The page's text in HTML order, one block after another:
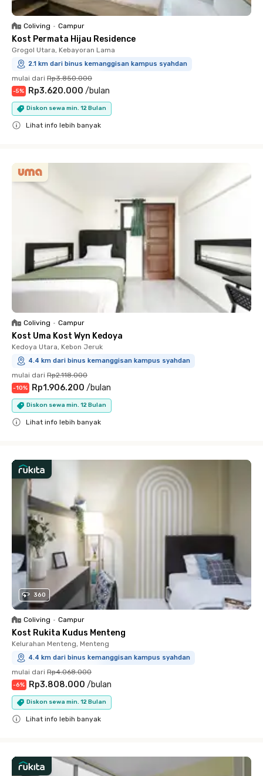
Coliving • Campur
Kost Permata Hijau Residence
Grogol Utara, Kebayoran Lama
2.1 km dari binus kemanggisan kampus syahdan
mulai dari Rp3.850.000
-5% Rp3.620.000 /bulan
Diskon sewa min. 12 Bulan
Lihat info lebih banyak
Coliving • Campur
Kost Uma Kost Wyn Kedoya
Kedoya Utara, Kebon Jeruk
4.4 km dari binus kemanggisan kampus syahdan
mulai dari Rp2.118.000
-10% Rp1.906.200 /bulan
Diskon sewa min. 12 Bulan
Lihat info lebih banyak
360
Coliving • Campur
Kost Rukita Kudus Menteng
Kelurahan Menteng, Menteng
4.4 km dari binus kemanggisan kampus syahdan
mulai dari Rp4.068.000
-6% Rp3.808.000 /bulan
Diskon sewa min. 12 Bulan
Lihat info lebih banyak